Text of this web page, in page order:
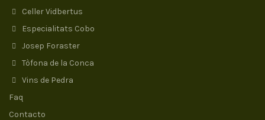
Celler Vidbertus
Especialitats Cobo
Josep Foraster
Tòfona de la Conca
Vins de Pedra
Faq
Contacto